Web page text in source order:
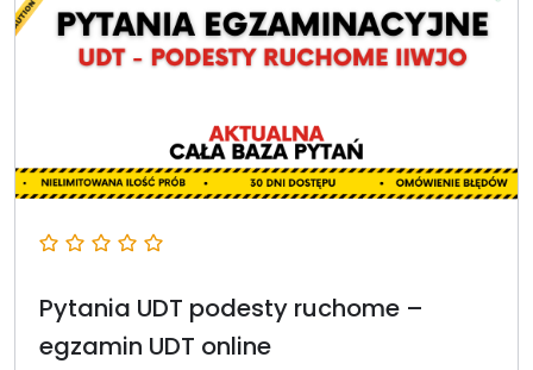
Pytania UDT podesty ruchome –
egzamin UDT online